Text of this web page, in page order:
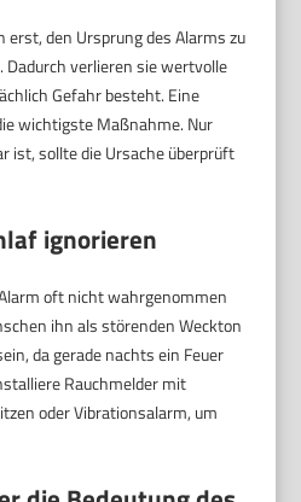
erst, den Ursprung des Alarms zu
Dadurch verlieren sie wertvolle
Gefahr besteht. Eine
wichtigste Maßnahme. Nur
ist, sollte die Ursache überprüft
ignorieren
oft nicht wahrgenommen
ihn als störenden Weckton
da gerade nachts ein Feuer
Rauchmelder mit
oder Vibrationsalarm, um